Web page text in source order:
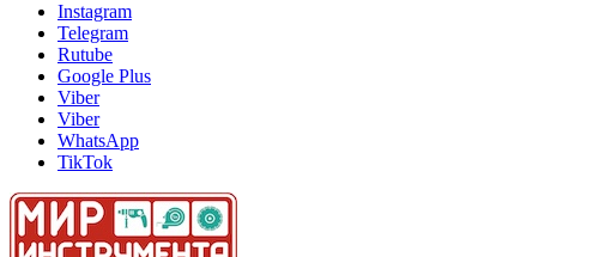
Instagram
Telegram
Rutube
Google Plus
Viber
Viber
WhatsApp
TikTok